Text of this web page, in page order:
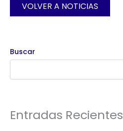
VOLVER A NOTICIAS
Buscar
Entradas Recientes